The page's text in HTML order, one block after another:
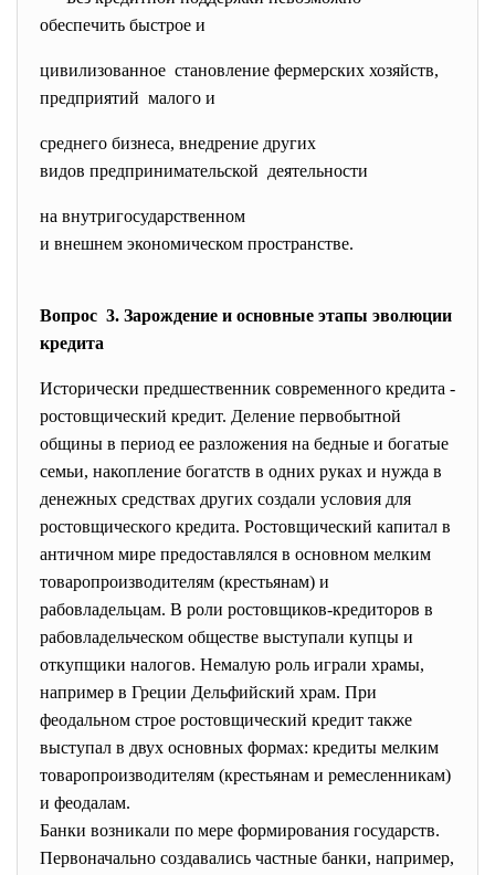
обеспечить быстрое и
цивилизованное становление фермерских хозяйств,
предприятий малого и
среднего бизнеса, внедрение других
видов предпринимательской деятельности
на внутригосударственном
и внешнем экономическом пространстве.
Вопрос 3. Зарождение и основные этапы эволюции
кредита
Исторически предшественник современного кредита -
ростовщический кредит. Деление первобытной
общины в период ее разложения на бедные и богатые
семьи, накопление богатств в одних руках и нужда в
денежных средствах других создали условия для
ростовщического кредита. Ростовщический капитал в
античном мире предоставлялся в основном мелким
товаропроизводителям (крестьянам) и
рабовладельцам. В роли ростовщиков-кредиторов в
рабовладельческом обществе выступали купцы и
откупщики налогов. Немалую роль играли храмы,
например в Греции Дельфийский храм. При
феодальном строе ростовщический кредит также
выступал в двух основных формах: кредиты мелким
товаропроизводителям (крестьянам и ремесленникам)
и феодалам.
Банки возникали по мере формирования государств.
Первоначально создавались частные банки, например,